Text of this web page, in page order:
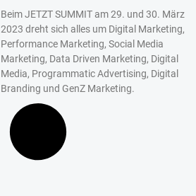
Beim JETZT SUMMIT am 29. und 30. März
2023 dreht sich alles um Digital Marketing,
Performance Marketing, Social Media
Marketing, Data Driven Marketing, Digital
Media, Programmatic Advertising, Digital
Branding und GenZ Marketing.